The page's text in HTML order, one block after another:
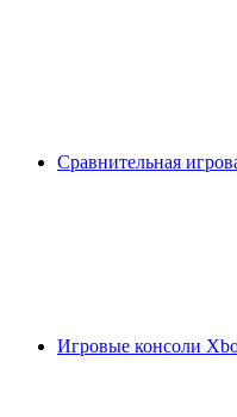
Сравнительная
Игровые консоли